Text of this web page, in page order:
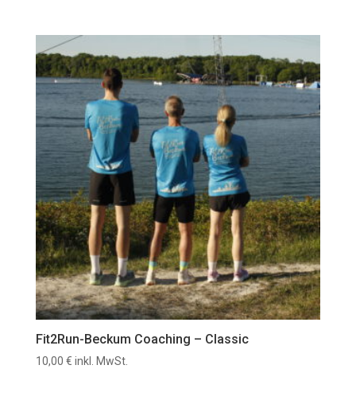
Fit2Run-Beckum Coaching – Classic
10,00 € inkl. MwSt.